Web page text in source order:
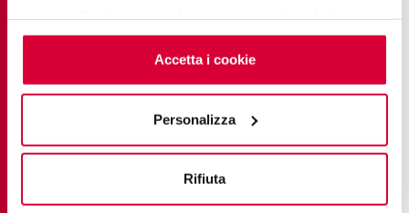
cookieclicchi qui. Il consenso può essere espresso
cliccando sul tasto “Accetta i cookie”. Se non vuole i
cookie di profilazione può negare il consenso sul tasto
Accetta i cookie
Personalizza
Rifiuta
Para un baño moderno, Trevi es una superficie
sostenible y de alto rendimiento, pero sobre todo
emocional, ya que es capaz de convertirse en el
rasgo distintivo de un espacio. Con Trevi, el baño
adquiere un alma elegante pero innovadora,
garantizando a sus usuarios sensaciones táctiles y
naturales verdaderamente únicas.